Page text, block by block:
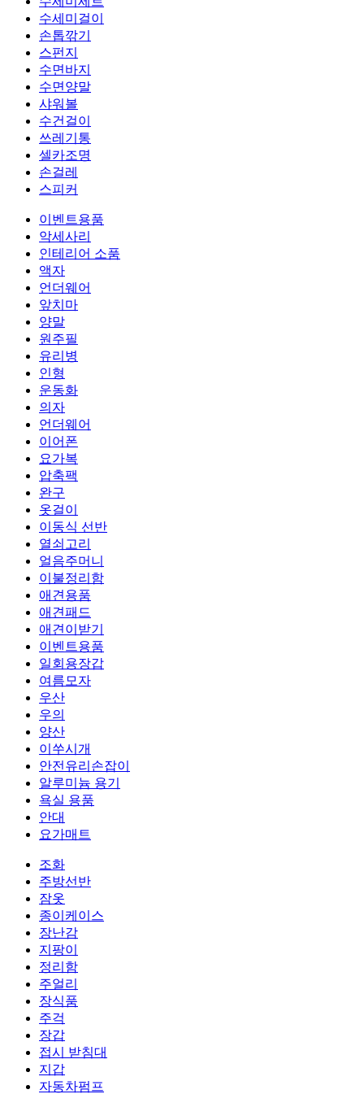
수세미걸이
손톱깎기
스펀지
수면바지
수면양말
샤워볼
수건걸이
쓰레기통
셀카조명
손걸레
스피커
이벤트용품
악세사리
인테리어 소품
액자
언더웨어
앞치마
양말
원주필
유리병
인형
운동화
의자
언더웨어
이어폰
요가복
압축팩
완구
옷걸이
이동식 선반
열쇠고리
얼음주머니
이불정리함
애견용품
애견패드
애견이받기
이벤트용품
일회용장갑
여름모자
우산
우의
양산
이쑤시개
안전유리손잡이
알루미늄 용기
욕실 용품
안대
요가매트
조화
주방선반
잠옷
종이케이스
장난감
지팡이
정리함
주얼리
장식품
주걱
장갑
접시 받침대
지갑
자동차펌프